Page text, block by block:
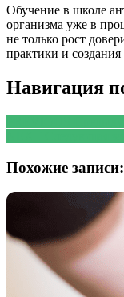
Обучение в школе
организма уже в
не только рост
практики и
Навигация
Похожие записи: